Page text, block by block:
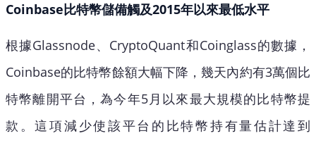
Coinbase比特幣儲備觸及2015年以來最低水平
根據Glassnode、CryptoQuant和Coinglass的數據，
Coinbase的比特幣餘額大幅下降，幾天內約有3萬個比
特幣離開平台，為今年5月以來最大規模的比特幣提
款。這項減少使該平台的比特幣持有量估計達到